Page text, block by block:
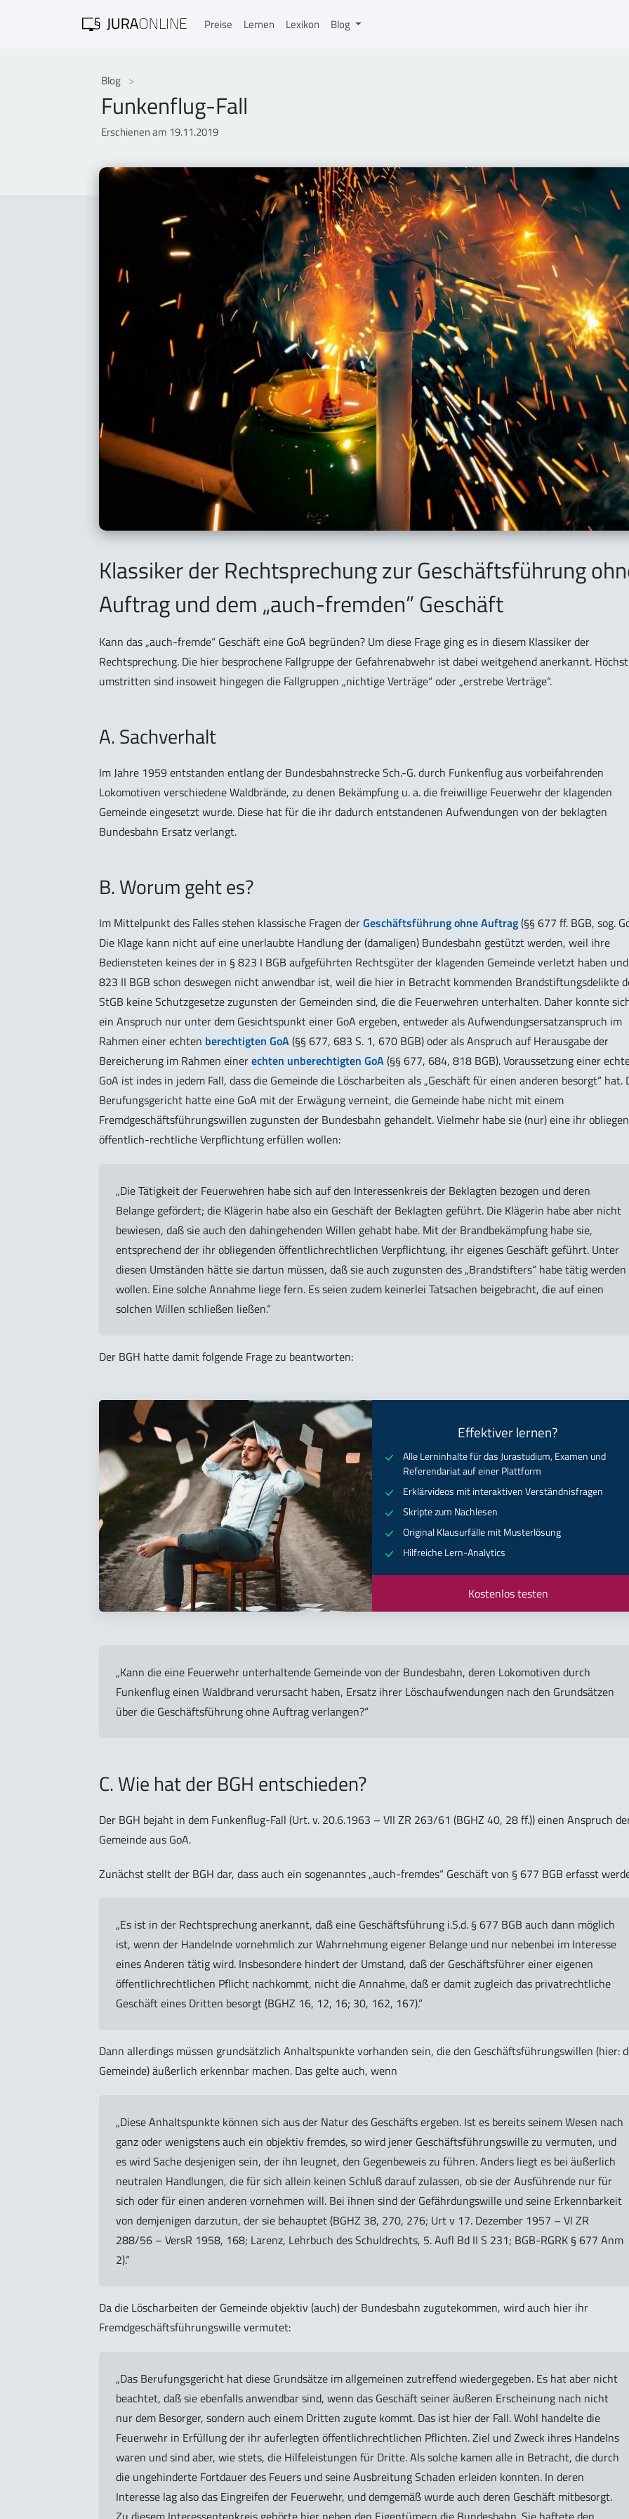
Preise Lernen Lexikon Blog
Blog
Funkenflug-Fall
Erschienen am 19.11.2019
Klassiker der Rechtsprechung zur Geschäftsführung
Auftrag und dem „auch-fremden” Geschäft
Kann das „auch-fremde“ Geschäft eine GoA begründen? Um diese Frage ging es in diesem Klassiker der
Rechtsprechung. Die hier besprochene Fallgruppe der Gefahrenabwehr ist dabei weitgehend anerkannt. Höchst
umstritten sind insoweit hingegen die Fallgruppen „nichtige Verträge“ oder „erstrebe Verträge“.
A. Sachverhalt
Im Jahre 1959 entstanden entlang der Bundesbahnstrecke Sch.-G. durch Funkenflug aus vorbeifahrenden
Lokomotiven verschiedene Waldbrände, zu denen Bekämpfung u. a. die freiwillige Feuerwehr der klagenden
Gemeinde eingesetzt wurde. Diese hat für die ihr dadurch entstandenen Aufwendungen von der beklagten
Bundesbahn Ersatz verlangt.
B. Worum geht es?
Im Mittelpunkt des Falles stehen klassische Fragen derGeschäftsführung ohne Auftrag(§§ 677 ff. BGB, sog.
Die Klage kann nicht auf eine unerlaubte Handlung der (damaligen) Bundesbahn gestützt werden, weil ihre
Bediensteten keines der in § 823 I BGB aufgeführten Rechtsgüter der klagenden Gemeinde verletzt haben
823 II BGB schon deswegen nicht anwendbar ist, weil die hier in Betracht kommenden Brandstiftungsdelikte
StGB keine Schutzgesetze zugunsten der Gemeinden sind, die die Feuerwehren unterhalten. Daher konnte
ein Anspruch nur unter dem Gesichtspunkt einer GoA ergeben, entweder als Aufwendungsersatzanspruch im
Rahmen einer echten berechtigten GoA(§§ 677, 683 S. 1, 670 BGB) oder als Anspruch auf Herausgabe der
Bereicherung im Rahmen einerechten unberechtigten GoA(§§ 677, 684, 818 BGB). Voraussetzung einer
GoA ist indes in jedem Fall, dass die Gemeinde die Löscharbeiten als „Geschäft für einen anderen besorgt“ hat.
Berufungsgericht hatte eine GoA mit der Erwägung verneint, die Gemeinde habe nicht mit einem
Fremdgeschäftsführungswillen zugunsten der Bundesbahn gehandelt. Vielmehr habe sie (nur) eine ihr
öffentlich-rechtliche Verpflichtung erfüllen wollen:
„Die Tätigkeit der Feuerwehren habe sich auf den Interessenkreis der Beklagten bezogen und deren
Belange gefördert; die Klägerin habe also ein Geschäft der Beklagten geführt. Die Klägerin habe aber nicht
bewiesen, daß sie auch den dahingehenden Willen gehabt habe. Mit der Brandbekämpfung habe sie,
entsprechend der ihr obliegenden öffentlichrechtlichen Verpflichtung, ihr eigenes Geschäft geführt. Unter
diesen Umständen hätte sie dartun müssen, daß sie auch zugunsten des „Brandstifters“ habe tätig werden
wollen. Eine solche Annahme liege fern. Es seien zudem keinerlei Tatsachen beigebracht, die auf einen
solchen Willen schließen ließen.“
Der BGH hatte damit folgende Frage zu beantworten:
Effektiver lernen?
Alle Lerninhalte für das Jurastudium, Examen und
Referendariat auf einer Plattform
Erklärvideos mit interaktiven Verständnisfragen
Skripte zum Nachlesen
Original Klausurfälle mit Musterlösung
Hilfreiche Lern-Analytics
Kostenlos testen
„Kann die eine Feuerwehr unterhaltende Gemeinde von der Bundesbahn, deren Lokomotiven durch
Funkenflug einen Waldbrand verursacht haben, Ersatz ihrer Löschaufwendungen nach den Grundsätzen
über die Geschäftsführung ohne Auftrag verlangen?“
C. Wie hat der BGH entschieden?
Der BGH bejaht in dem Funkenflug-Fall (Urt. v. 20.6.1963 – VII ZR 263/61 (BGHZ 40, 28 ff.)) einen Anspruch
Gemeinde aus GoA.
Zunächst stellt der BGH dar, dass auch ein sogenanntes „auch-fremdes“ Geschäft von § 677 BGB erfasst
„Es ist in der Rechtsprechung anerkannt, daß eine Geschäftsführung i.S.d. § 677 BGB auch dann möglich
ist, wenn der Handelnde vornehmlich zur Wahrnehmung eigener Belange und nur nebenbei im Interesse
eines Anderen tätig wird. Insbesondere hindert der Umstand, daß der Geschäftsführer einer eigenen
öffentlichrechtlichen Pflicht nachkommt, nicht die Annahme, daß er damit zugleich das privatrechtliche
Geschäft eines Dritten besorgt (BGHZ 16, 12, 16; 30, 162, 167).“
Dann allerdings müssen grundsätzlich Anhaltspunkte vorhanden sein, die den Geschäftsführungswillen (hier:
Gemeinde) äußerlich erkennbar machen. Das gelte auch, wenn
„Diese Anhaltspunkte können sich aus der Natur des Geschäfts ergeben. Ist es bereits seinem Wesen nach
ganz oder wenigstens auch ein objektiv fremdes, so wird jener Geschäftsführungswille zu vermuten, und
es wird Sache desjenigen sein, der ihn leugnet, den Gegenbeweis zu führen. Anders liegt es bei äußerlich
neutralen Handlungen, die für sich allein keinen Schluß darauf zulassen, ob sie der Ausführende nur für
sich oder für einen anderen vornehmen will. Bei ihnen sind der Gefährdungswille und seine Erkennbarkeit
von demjenigen darzutun, der sie behauptet (BGHZ 38, 270, 276; Urt v 17. Dezember 1957 – VI ZR
288/56 – VersR 1958, 168; Larenz, Lehrbuch des Schuldrechts, 5. Aufl Bd II S 231; BGB-RGRK § 677 Anm
2).“
Da die Löscharbeiten der Gemeinde objektiv (auch) der Bundesbahn zugutekommen, wird auch hier ihr
Fremdgeschäftsführungswille vermutet:
„Das Berufungsgericht hat diese Grundsätze im allgemeinen zutreffend wiedergegeben. Es hat aber nicht
beachtet, daß sie ebenfalls anwendbar sind, wenn das Geschäft seiner äußeren Erscheinung nach nicht
nur dem Besorger, sondern auch einem Dritten zugute kommt. Das ist hier der Fall. Wohl handelte die
Feuerwehr in Erfüllung der ihr auferlegten öffentlichrechtlichen Pflichten. Ziel und Zweck ihres Handelns
waren und sind aber, wie stets, die Hilfeleistungen für Dritte. Als solche kamen alle in Betracht, die durch
die ungehinderte Fortdauer des Feuers und seine Ausbreitung Schaden erleiden konnten. In deren
Interesse lag also das Eingreifen der Feuerwehr, und demgemäß wurde auch deren Geschäft mitbesorgt.